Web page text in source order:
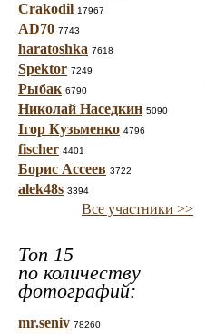
Crakodil 17967
AD70 7743
haratoshka 7618
Spektor 7249
Рыбак 6790
Николай Наседкин 5090
Ігор Кузьменко 4796
fischer 4401
Борис Ассеев 3722
alek48s 3394
Все участники >>
Топ 15
по количеству
фотографий:
mr.seniv 78260